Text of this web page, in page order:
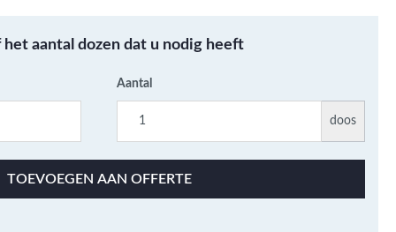
Marmerlook wandtegels
aantal dozen dat u nodig heeft
Aantal
doos
TOEVOEGEN AAN OFFERTE